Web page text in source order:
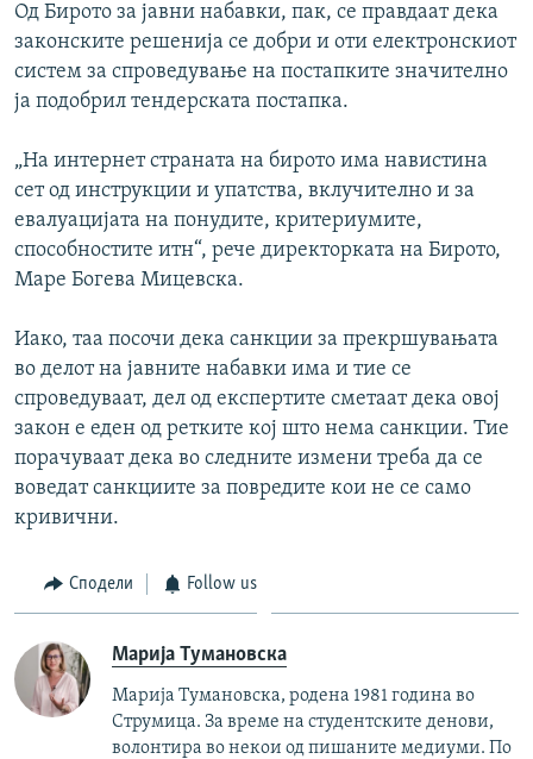
Од Бирото за јавни набавки, пак, се правдаат дека
законските решенија се добри и оти електронскиот
систем за спроведување на постапките значително
ја подобрил тендерската постапка.
„На интернет страната на бирото има навистина
сет од инструкции и упатства, вклучително и за
евалуацијата на понудите, критериумите,
способностите итн“, рече директорката на Бирото,
Маре Богева Мицевска.
Иако, таа посочи дека санкции за прекршувањата
во делот на јавните набавки има и тие се
спроведуваат, дел од експертите сметаат дека овој
закон е еден од ретките кој што нема санкции. Тие
порачуваат дека во следните измени треба да се
воведат санкциите за повредите кои не се само
кривични.
Сподели Follow us
Марија Тумановска
Марија Тумановска, родена 1981 година во
Струмица. За време на студентските денови,
волонтира во некои од пишаните медиуми. По